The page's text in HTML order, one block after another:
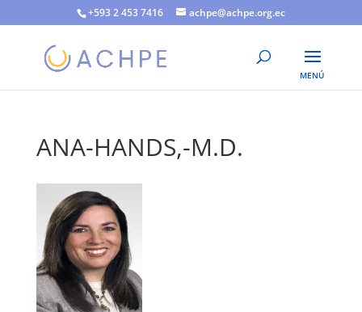
+593 2 453 7416 achpe@achpe.org.ec
ANA-HANDS,-M.D.